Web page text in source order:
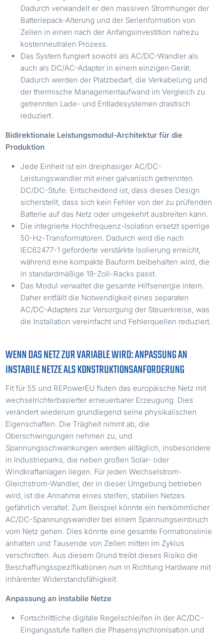
Dadurch verwandelt er den massiven Stromhunger der
Batteriepack-Alterung und der Serienformation von
Zellen in einen nach der Anfangsinvestition nahezu
kostenneutralen Prozess.
Das System fungiert sowohl als AC/DC-Wandler als
auch als DC/AC-Adapter in einem einzigen Gerät.
Dadurch werden der Platzbedarf, die Verkabelung und
der thermische Managementaufwand im Vergleich zu
getrennten Lade- und Entladesystemen drastisch
reduziert.
Bidirektionale Leistungsmodul-Architektur für die
Produktion
Jede Einheit ist ein dreiphasiger AC/DC-
Leistungswandler mit einer galvanisch getrennten
DC/DC-Stufe. Entscheidend ist, dass dieses Design
sicherstellt, dass sich kein Fehler von der zu prüfenden
Batterie auf das Netz oder umgekehrt ausbreiten kann.
Die integrierte Hochfrequenz-Isolation ersetzt sperrige
50-Hz-Transformatoren. Dadurch wird die nach
IEC62477-1 geforderte verstärkte Isolierung erreicht,
während eine kompakte Bauform beibehalten wird, die
in standardmäßige 19-Zoll-Racks passt.
Das Modul verwaltet die gesamte Hilfsenergie intern.
Daher entfällt die Notwendigkeit eines separaten
AC/DC-Adapters zur Versorgung der Steuerkreise, was
die Installation vereinfacht und Fehlerquellen reduziert.
WENN DAS NETZ ZUR VARIABLE WIRD: ANPASSUNG AN
INSTABILE NETZE ALS KONSTRUKTIONSANFORDERUNG
Fit für 55 und REPowerEU fluten das europäische Netz mit
wechselrichterbasierter erneuerbarer Erzeugung. Dies
verändert wiederum grundlegend seine physikalischen
Eigenschaften. Die Trägheit nimmt ab, die
Oberschwingungen nehmen zu, und
Spannungsschwankungen werden alltäglich, insbesondere
in Industrieparks, die neben großen Solar- oder
Windkraftanlagen liegen. Für jeden Wechselstrom-
Gleichstrom-Wandler, der in dieser Umgebung betrieben
wird, ist die Annahme eines steifen, stabilen Netzes
gefährlich veraltet. Zum Beispiel könnte ein herkömmlicher
AC/DC-Spannungswandler bei einem Spannungseinbruch
vom Netz gehen. Dies könnte eine gesamte Formationslinie
anhalten und Tausende von Zellen mitten im Zyklus
verschrotten. Aus diesem Grund treibt dieses Risiko die
Beschaffungsspezifikationen nun in Richtung Hardware mit
inhärenter Widerstandsfähigkeit.
Anpassung an instabile Netze
Fortschrittliche digitale Regelschleifen in der AC/DC-
Eingangsstufe halten die Phasensynchronisation und